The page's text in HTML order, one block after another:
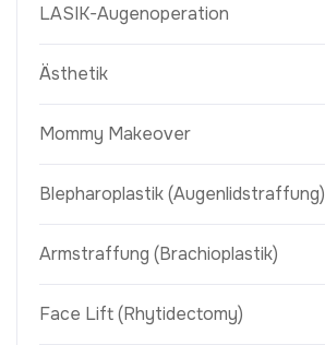
LASIK-Augenoperation
Ästhetik
Mommy Makeover
Blepharoplastik (Augenlidstraffung)
Armstraffung (Brachioplastik)
Face Lift (Rhytidectomy)